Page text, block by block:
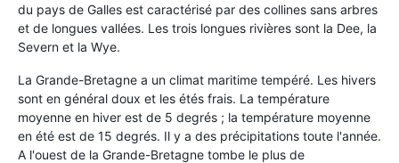
du pays de Galles est caractérisé par des collines sans arbres
et de longues vallées. Les trois longues rivières sont la Dee, la
Severn et la Wye.
La Grande-Bretagne a un climat maritime tempéré. Les hivers
sont en général doux et les étés frais. La température
moyenne en hiver est de 5 degrés ; la température moyenne
en été est de 15 degrés. Il y a des précipitations toute l'année.
A l'ouest de la Grande-Bretagne tombe le plus de